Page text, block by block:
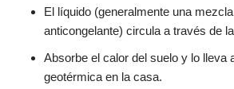
El líquido (generalmente una
anticongelante) circula a través de
Absorbe el calor del suelo y lo lleva
geotérmica en la casa.